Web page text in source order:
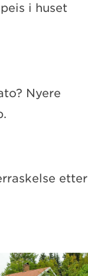
i huset
Nyere
etter